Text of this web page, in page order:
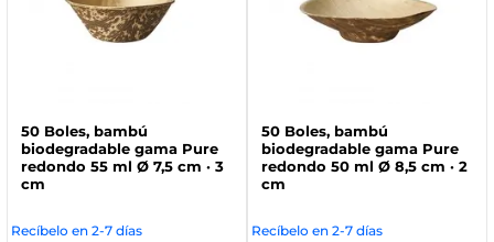
50 Boles, bambú
biodegradable gama Pure
redondo 55 ml Ø 7,5 cm · 3
cm
Recíbelo en 2-7 días
50 Boles, bambú
biodegradable gama Pure
redondo 50 ml Ø 8,5 cm · 2
cm
Recíbelo en 2-7 días